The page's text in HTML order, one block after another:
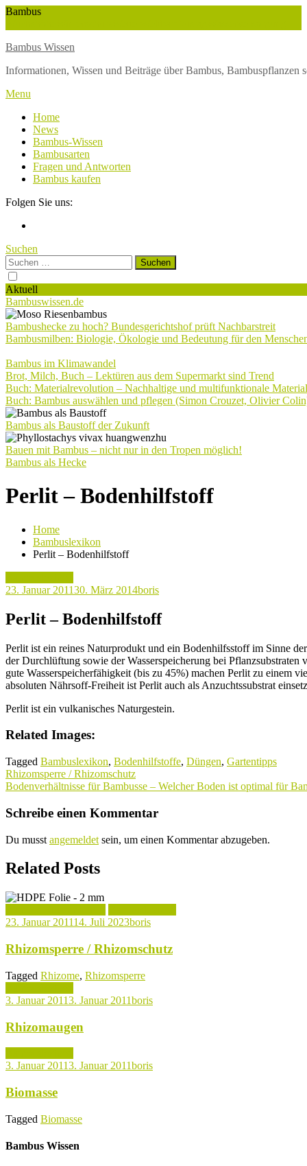
Skip
Bambus
Bambus Wissen
Informationen, Wissen und Beiträge über Bambus,
Menu
Home
News
Bambus-Wissen
Bambusarten
Fragen und Antworten
Bambus kaufen
Folgen Sie uns:
Suchen
Suchen
nach:
Aktuell
Bambuswissen.de
Bambushecke zu hoch? Bundesgerichtshof prüft Nachbarstreit
Bambusmilben: Biologie, Ökologie und Bedeutung für den
Bambus im Klimawandel
Brot, Milch, Buch – Lektüren aus dem Supermarkt sind Trend
Buch: Materialrevolution – Nachhaltige und multifunktionale
Buch: Bambus auswählen und pflegen (Simon Crouzet, Olivier
Bambus als Baustoff der Zukunft
Bauen mit Bambus – nicht nur in den Tropen möglich!
Bambus als Hecke
Perlit – Bodenhilfstoff
Home
Bambuslexikon
Perlit – Bodenhilfstoff
23. Januar 201130. März 2014boris
Perlit – Bodenhilfstoff
Perlit ist ein reines Naturprodukt und ein Bodenhilfsstoff im Sinne
der Durchlüftung sowie der Wasserspeicherung bei
gute Wasserspeicherfähigkeit (bis zu 45%) machen Perlit zu einem
absoluten Nährsoff-Freiheit ist Perlit auch als Anzuchtssubstrat
Perlit ist ein vulkanisches Naturgestein.
Related Images:
Tagged Bambuslexikon, Bodenhilfstoffe, Düngen, Gartentipps
Beitragsnavigation
Rhizomsperre / Rhizomschutz
Bodenverhältnisse für Bambusse – Welcher Boden ist optimal für
Schreibe einen Kommentar
Du musst angemeldet sein, um einen Kommentar abzugeben.
Related Posts
23. Januar 201114. Juli 2023boris
Rhizomsperre / Rhizomschutz
Tagged Rhizome, Rhizomsperre
3. Januar 20113. Januar 2011boris
Rhizomaugen
3. Januar 20113. Januar 2011boris
Biomasse
Tagged Biomasse
Bambus Wissen